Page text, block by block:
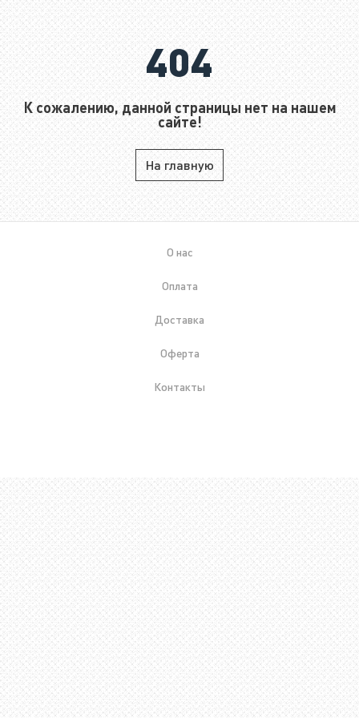
404
К сожалению, данной страницы нет на нашем
сайте!
На главную
О нас
Оплата
Доставка
Оферта
Контакты